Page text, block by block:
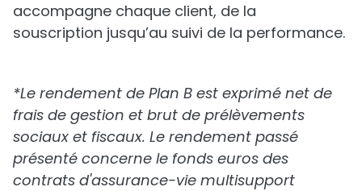
accompagne chaque client, de la
souscription jusqu’au suivi de la performance.
*Le rendement de Plan B est exprimé net de
frais de gestion et brut de prélèvements
sociaux et fiscaux. Le rendement passé
présenté concerne le fonds euros des
contrats d'assurance-vie multisupport